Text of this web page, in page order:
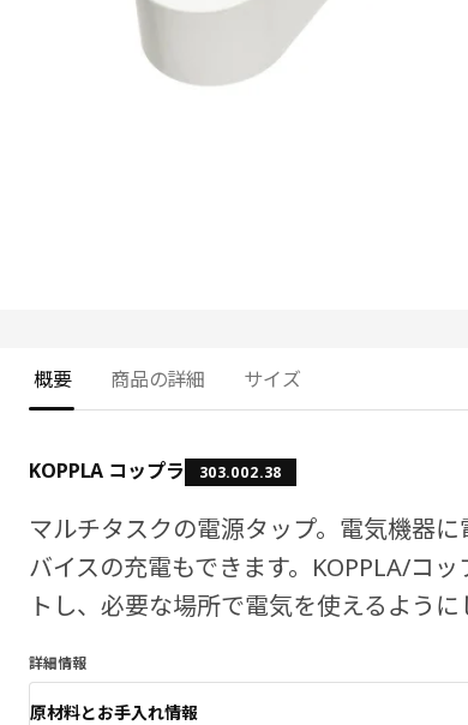
概要 商品の詳細 サイズ
KOPPLA コップラ 303.002.38
マルチタスクの電源タップ。電気機器
バイスの充電もできます。KOPPLA/コ
トし、必要な場所で電気を使えるように
詳細情報
原材料とお手入れ情報